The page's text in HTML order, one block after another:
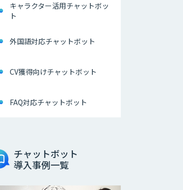
キャラクター活用チャットボッ
ト
外国語対応チャットボット
CV獲得向けチャットボット
FAQ対応チャットボット
チャットボット
導入事例一覧